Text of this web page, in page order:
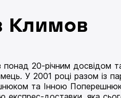
Климов
понад 20-річним досвідом
У 2001 році разом із
та Інною Поперешнюк